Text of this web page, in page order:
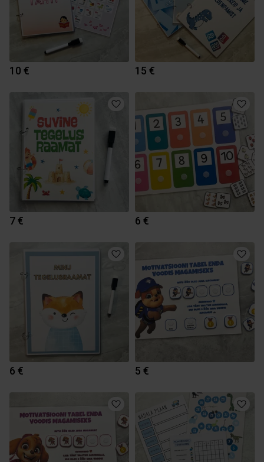
10 € 15 €
7 € 6 €
6 € 5 €